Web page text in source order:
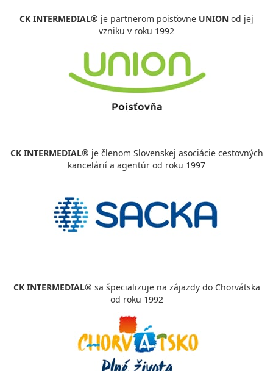
CK INTERMEDIAL® je partnerom poisťovne UNION od jej
vzniku v roku 1992
CK INTERMEDIAL® je členom Slovenskej asociácie cestovných
kancelárií a agentúr od roku 1997
CK INTERMEDIAL® sa špecializuje na zájazdy do Chorvátska
od roku 1992